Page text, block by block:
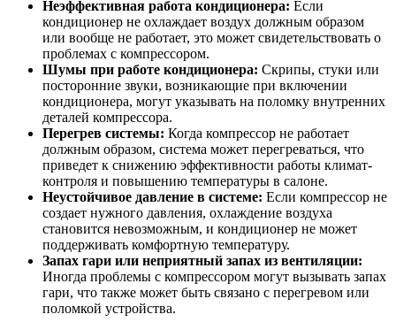
Неэффективная работа кондиционера: Если
кондиционер не охлаждает воздух должным образом
или вообще не работает, это может свидетельствовать о
проблемах с компрессором.
Шумы при работе кондиционера: Скрипы, стуки или
посторонние звуки, возникающие при включении
кондиционера, могут указывать на поломку внутренних
деталей компрессора.
Перегрев системы: Когда компрессор не работает
должным образом, система может перегреваться, что
приведет к снижению эффективности работы климат-
контроля и повышению температуры в салоне.
Неустойчивое давление в системе: Если компрессор не
создает нужного давления, охлаждение воздуха
становится невозможным, и кондиционер не может
поддерживать комфортную температуру.
Запах гари или неприятный запах из вентиляции:
Иногда проблемы с компрессором могут вызывать запах
гари, что также может быть связано с перегревом или
поломкой устройства.